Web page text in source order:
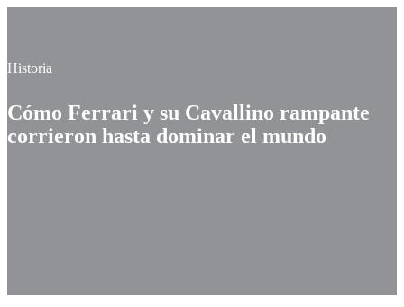
Historia
Cómo Ferrari y su Cavallino rampante
corrieron hasta dominar el mundo